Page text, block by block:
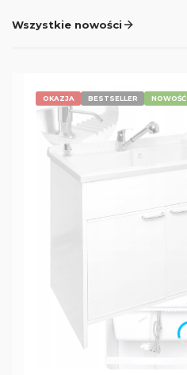
Wszystkie nowości
OKAZJA BESTSELLER NOWOŚĆ